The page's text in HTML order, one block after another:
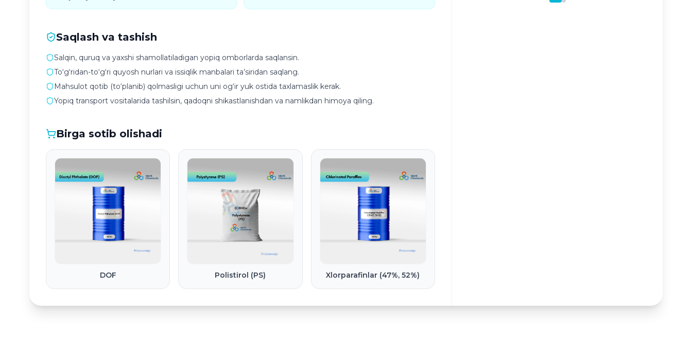
Saqlash va tashish
Salqin, quruq va yaxshi shamollatiladigan yopiq omborlarda saqlansin.
To‘g‘ridan-to‘g‘ri quyosh nurlari va issiqlik manbalari ta’siridan saqlang.
Mahsulot qotib (to‘planib) qolmasligi uchun uni og‘ir yuk ostida taxlamaslik kerak.
Yopiq transport vositalarida tashilsin, qadoqni shikastlanishdan va namlikdan himoya qiling.
Birga sotib olishadi
DOF Polistirol (PS) Xlorparafinlar (47%, 52%)